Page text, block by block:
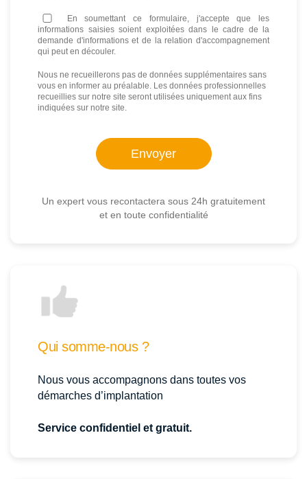
En soumettant ce formulaire, j'accepte que les
informations saisies soient exploitées dans le cadre de la
demande d'informations et de la relation d'accompagnement
qui peut en découler.
Nous ne recueillerons pas de données supplémentaires sans
vous en informer au préalable. Les données professionnelles
recueillies sur notre site seront utilisées uniquement aux fins
indiquées sur notre site.
Un expert vous recontactera sous 24h gratuitement
et en toute confidentialité
Qui somme-nous ?
Nous vous accompagnons dans toutes vos
démarches d’implantation
Service confidentiel et gratuit.